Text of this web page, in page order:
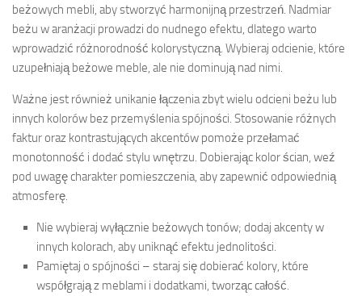
beżowych mebli, aby stworzyć harmonijną przestrzeń. Nadmiar
beżu w aranżacji prowadzi do nudnego efektu, dlatego warto
wprowadzić różnorodność kolorystyczną. Wybieraj odcienie, które
uzupełniają beżowe meble, ale nie dominują nad nimi.
Ważne jest również unikanie łączenia zbyt wielu odcieni beżu lub
innych kolorów bez przemyślenia spójności. Stosowanie różnych
faktur oraz kontrastujących akcentów pomoże przełamać
monotonność i dodać stylu wnętrzu. Dobierając kolor ścian, weź
pod uwagę charakter pomieszczenia, aby zapewnić odpowiednią
atmosferę.
Nie wybieraj wyłącznie beżowych tonów; dodaj akcenty w
innych kolorach, aby uniknąć efektu jednolitości.
Pamiętaj o spójności – staraj się dobierać kolory, które
współgrają z meblami i dodatkami, tworząc całość.